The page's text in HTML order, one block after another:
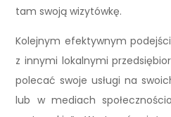
tam swoją wizytówkę.
Kolejnym efektywnym
z innymi lokalnymi
polecać swoje usługi na
lub w mediach